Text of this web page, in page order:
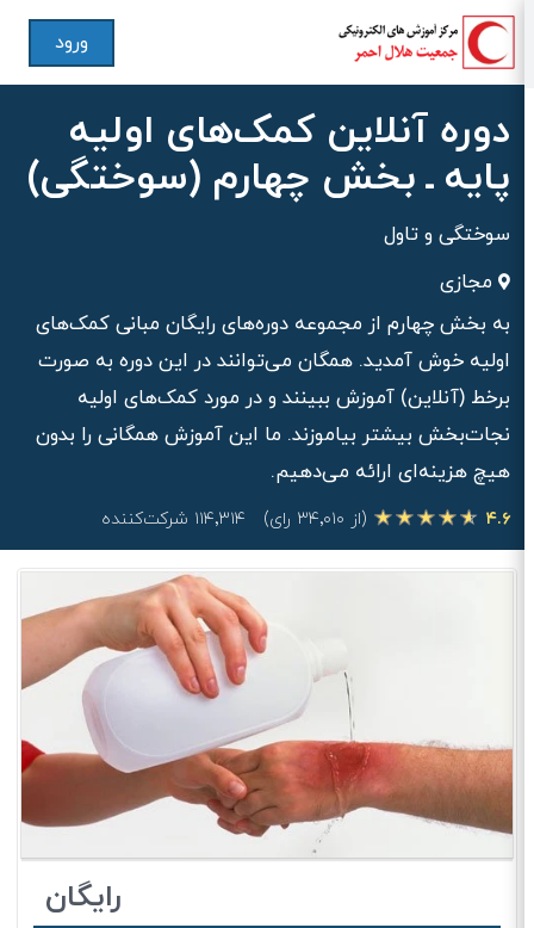
ورود
دوره آنلاین کمک‎‌های اولیه
پایه ـ بخش چهارم (سوختگی)
سوختگی و تاول
مجازی
به بخش چهارم از مجموعه دوره‌های رایگان مبانی کمک‎‌های
اولیه خوش آمدید. همگان می‎‌توانند در این دوره به صورت
برخط (آنلاین) آموزش ببینند و در مورد کمک‌‎های اولیه
نجات‌بخش بیشتر بیاموزند. ما این آموزش همگانی را بدون
هیچ هزینه‌‎ای ارائه می‌دهیم.
۴.۶ (از ۳۴٬۰۱۰ رای) ۱۱۴٬۳۱۴ شرکت‌کننده
رایگان